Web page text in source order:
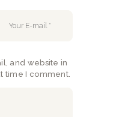
and website in
time I comment.